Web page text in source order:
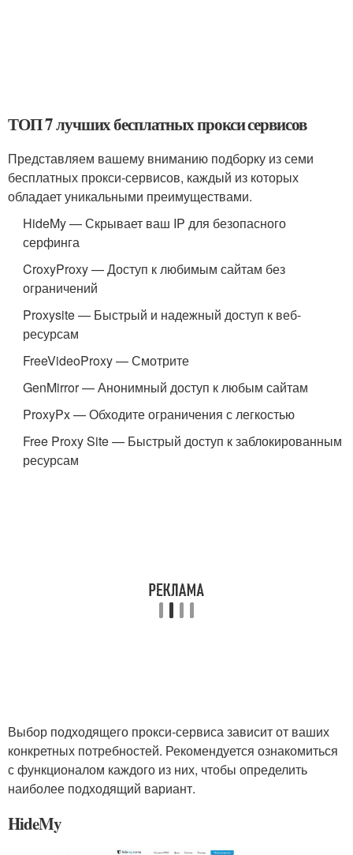
ТОП 7 лучших бесплатных прокси сервисов
Представляем вашему вниманию подборку из семи
бесплатных прокси-сервисов, каждый из которых
обладает уникальными преимуществами.
HideMy — Скрывает ваш IP для безопасного
серфинга
CroxyProxy — Доступ к любимым сайтам без
ограничений
Proxysite — Быстрый и надежный доступ к веб-
ресурсам
FreeVideoProxy — Смотрите
GenMirror — Анонимный доступ к любым сайтам
ProxyPx — Обходите ограничения с легкостью
Free Proxy Site — Быстрый доступ к заблокированным
ресурсам
Выбор подходящего прокси-сервиса зависит от ваших
конкретных потребностей. Рекомендуется ознакомиться
с функционалом каждого из них, чтобы определить
наиболее подходящий вариант.
HideMy